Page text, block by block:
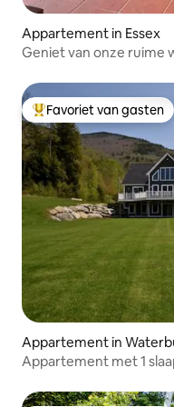
Appartement in Essex
Geniet van onze ruime
Topfavoriet van gasten
Favoriet van gasten
Appartement in
Appartement met 1